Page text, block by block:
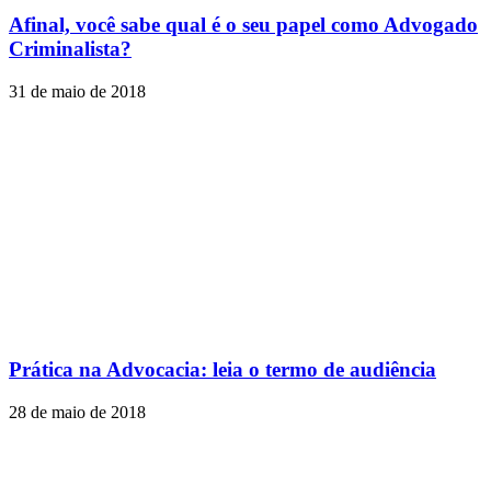
Afinal, você sabe qual é o seu papel como Advogado
Criminalista?
31 de maio de 2018
Prática na Advocacia: leia o termo de audiência
28 de maio de 2018